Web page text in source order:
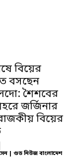
বিয়ের
বসছেন
শৈশবের
জর্জিনার
বিয়ের
| গুড নিউজ বাংলাদেশ